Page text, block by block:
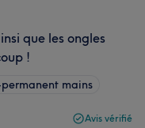
que les ongles
!
mains
Avis vérifié